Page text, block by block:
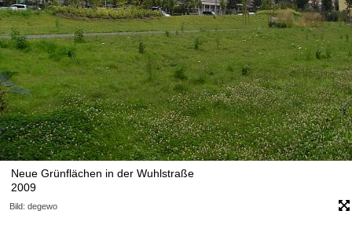
Neue Grünflächen in der Wuhlstraße
2009
Bild: degewo